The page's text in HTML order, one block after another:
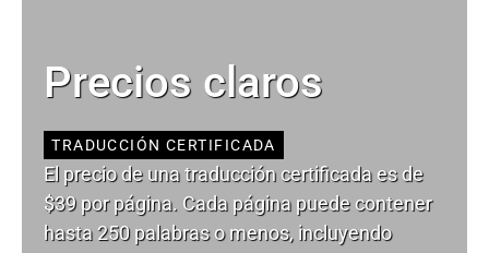
Precios claros
TRADUCCIÓN CERTIFICADA
El precio de una traducción certificada es de
$39 por página. Cada página puede contener
hasta 250 palabras o menos, incluyendo